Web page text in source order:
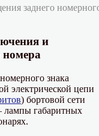
заднего
и
номера
знака
электрической цепи
) бортовой сети
габаритных